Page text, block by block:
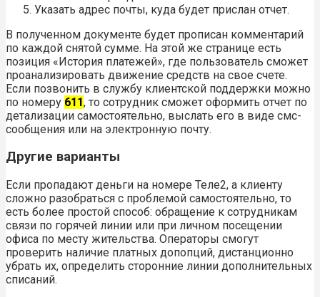
Указать адрес почты, куда будет прислан отчет.
В полученном документе будет прописан комментарий
по каждой снятой сумме. На этой же странице есть
позиция «История платежей», где пользователь сможет
проанализировать движение средств на свое счете.
Если позвонить в службу клиентской поддержки можно
по номеру 611, то сотрудник сможет оформить отчет по
детализации самостоятельно, выслать его в виде смс-
сообщения или на электронную почту.
Другие варианты
Если пропадают деньги на номере Теле2, а клиенту
сложно разобраться с проблемой самостоятельно, то
есть более простой способ: обращение к сотрудникам
связи по горячей линии или при личном посещении
офиса по месту жительства. Операторы смогут
проверить наличие платных допопций, дистанционно
убрать их, определить сторонние линии дополнительных
списаний.